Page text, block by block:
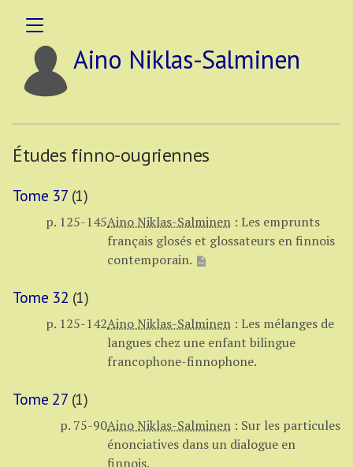
Aino Niklas-Salminen
Études finno-ougriennes
Tome 37 (1)
p. 125-145Aino Niklas-Salminen : Les emprunts
français glosés et glossateurs en finnois
contemporain.
Tome 32 (1)
p. 125-142Aino Niklas-Salminen : Les mélanges de
langues chez une enfant bilingue
francophone-finnophone.
Tome 27 (1)
p. 75-90Aino Niklas-Salminen : Sur les particules
énonciatives dans un dialogue en
finnois.